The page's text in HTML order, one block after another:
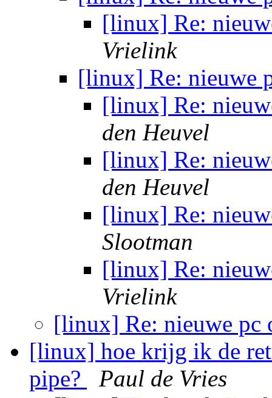
[linux] Re:
Vrielink
[linux] Re: nieuwe
[linux] Re:
den Heuvel
[linux] Re:
den Heuvel
[linux] Re:
Slootman
[linux] Re:
Vrielink
[linux] Re: nieuwe pc
[linux] hoe krijg ik de
pipe?
Paul de Vries